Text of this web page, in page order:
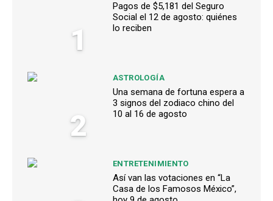
1
Pagos de $5,181 del Seguro
Social el 12 de agosto: quiénes
lo reciben
2
ASTROLOGÍA
Una semana de fortuna espera a
3 signos del zodiaco chino del
10 al 16 de agosto
ENTRETENIMIENTO
Así van las votaciones en “La
Casa de los Famosos México”,